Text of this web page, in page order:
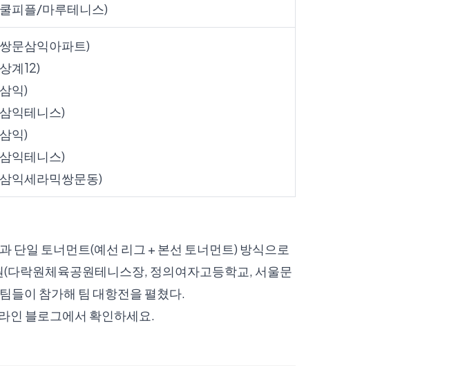
피플/마루테니스)
문삼익아파트)
계12)
익)
익테니스)
익)
익테니스)
익세라믹쌍문동)
단일 토너먼트(예선 리그 + 본선 토너먼트) 방식으로
락원체육공원테니스장, 정의여자고등학교, 서울문
들이 참가해 팀 대항전을 펼쳤다.
인 블로그에서 확인하세요.